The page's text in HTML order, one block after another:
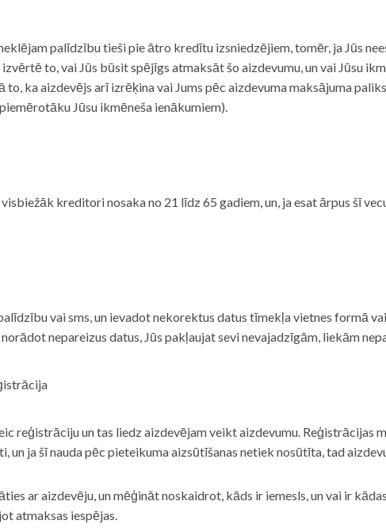
palīdzību tieši pie ātro kredītu izsniedzējiem, tomēr, ja Jūs
to, vai Jūs būsit spējīgs atmaksāt šo aizdevumu, un vai Jūsu
ka aizdevējs arī izrēķina vai Jums pēc aizdevuma maksājuma
Jūsu ikmēneša ienākumiem).
kreditori nosaka no 21 līdz 65 gadiem, un, ja esat ārpus šī
vai sms, un ievadot nekorektus datus tīmekļa vietnes formā
nepareizus datus, Jūs pakļaujat sevi nevajadzīgām, liekām
reģistrāciju un tas liedz aizdevējam veikt aizdevumu. Reģistrācijas
ja šī nauda pēc pieteikuma aizsūtīšanas netiek nosūtīta, tad
ar aizdevēju, un mēģināt noskaidrot, kāds ir iemesls, un vai ir
atmaksas iespējas.